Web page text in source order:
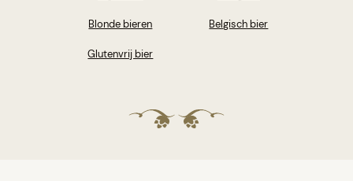
Blonde bieren
Glutenvrij bier
Belgisch bier